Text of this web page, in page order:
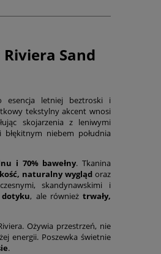
Sand
esencja letniej beztroski i
tekstylny akcent wnosi
skojarzenia z leniwymi
niebem południa
i 70% bawełny. Tkanina
naturalny wyglądoraz
skandynawskimi i
, ale równieżtrwały,
Ożywia przestrzeń, nie
energii. Poszewka świetnie
.